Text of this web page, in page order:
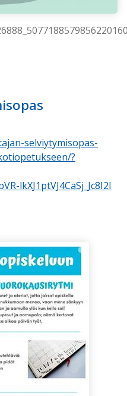
selviytymisopas-
?
lkXJ1ptVJ4CaSj_Jc8I2I